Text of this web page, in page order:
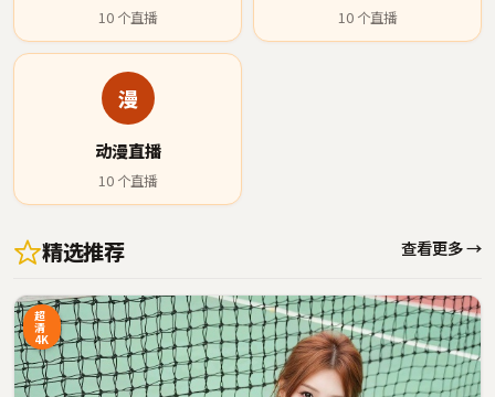
10 个直播 10 个直播
漫
动漫直播
10 个直播
精选推荐 查看更多 →
超
清
4K